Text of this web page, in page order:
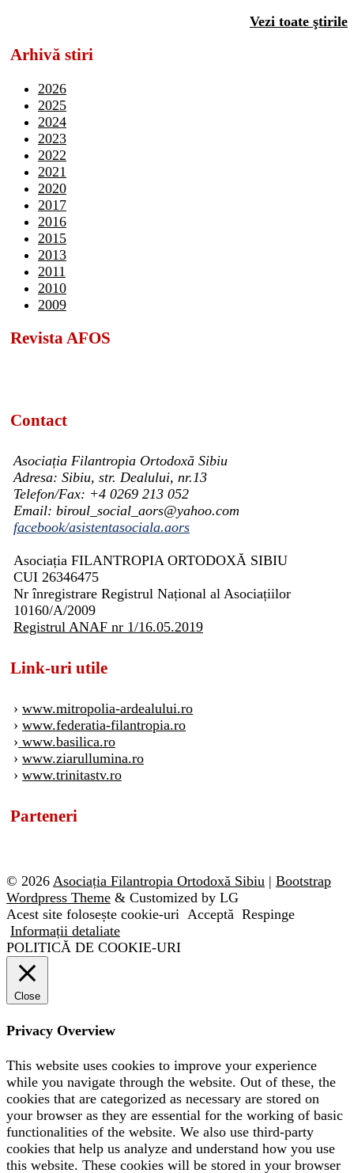
Vezi toate ştirile
Arhivă stiri
2026
2025
2024
2023
2022
2021
2020
2017
2016
2015
2013
2011
2010
2009
Revista AFOS
Contact
Asociația Filantropia Ortodoxă Sibiu
Adresa: Sibiu, str. Dealului, nr.13
Telefon/Fax: +4 0269 213 052
Email: biroul_social_aors@yahoo.com
facebook/asistentasociala.aors
Asociația FILANTROPIA ORTODOXĂ SIBIU
CUI 26346475
Nr înregistrare Registrul Național al Asociațiilor
10160/A/2009
Registrul ANAF nr 1/16.05.2019
Link-uri utile
› www.mitropolia-ardealului.ro
› www.federatia-filantropia.ro
› www.basilica.ro
› www.ziarullumina.ro
› www.trinitastv.ro
Parteneri
© 2026 Asociația Filantropia Ortodoxă Sibiu | Bootstrap
Wordpress Theme & Customized by LG
Acest site folosește cookie-uri Acceptă Respinge
Informații detaliate
POLITICĂ DE COOKIE-URI
Close
Privacy Overview
This website uses cookies to improve your experience
while you navigate through the website. Out of these, the
cookies that are categorized as necessary are stored on
your browser as they are essential for the working of basic
functionalities of the website. We also use third-party
cookies that help us analyze and understand how you use
this website. These cookies will be stored in your browser